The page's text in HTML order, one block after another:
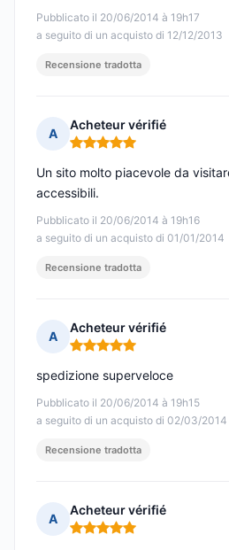
Pubblicato il 20/06/2014 à 19h17
a seguito di un acquisto di 12/12/2013
Recensione tradotta
A
Acheteur vérifié
Nota: 5 su 5
Pubblicato il 20/06/2014 à 19h16
a seguito di un acquisto di 01/01/2014
Un sito molto piacevole da
accessibili.
Recensione tradotta
A
Acheteur vérifié
Nota: 5 su 5
Pubblicato il 20/06/2014 à 19h15
a seguito di un acquisto di 02/03/2014
spedizione superveloce
Recensione tradotta
A
Acheteur vérifié
Nota: 5 su 5